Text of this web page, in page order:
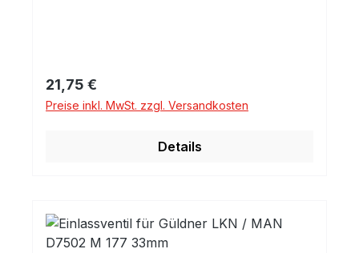
Regulärer Preis:
21,75 €
Preise inkl. MwSt. zzgl. Versandkosten
Details